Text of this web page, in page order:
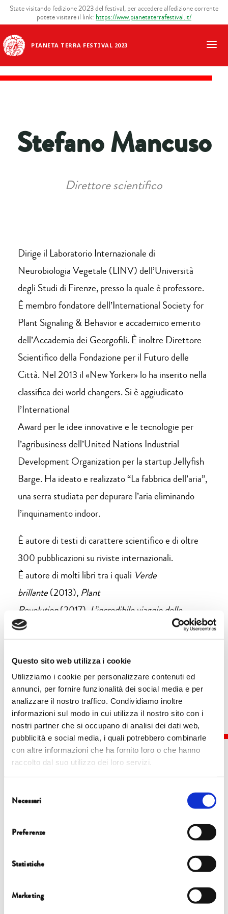
Questo sito web utilizza i cookie
Utilizziamo i cookie per personalizzare contenuti ed
annunci, per fornire funzionalità dei social media e per
analizzare il nostro traffico. Condividiamo inoltre
informazioni sul modo in cui utilizza il nostro sito con i
nostri partner che si occupano di analisi dei dati web,
pubblicità e social media, i quali potrebbero combinarle
con altre informazioni che ha fornito loro o che hanno
raccolto dal suo utilizzo dei loro servizi.
delNecessari
Preferenze
Statistiche
Marketing
PIANETA TERRA FESTIVAL 2023
State visitando l'edizione 2023 del festival, per accedere all'edizione corrente
potete visitare il link: https://www.pianetaterrafestival.it/
Stefano Mancuso
Direttore scientifico
Dirige il Laboratorio Internazionale di
Neurobiologia Vegetale (LINV) dell’Università
degli Studi di Firenze, presso la quale è professore.
È membro fondatore dell’International Society for
Plant Signaling & Behavior e accademico emerito
dell’Accademia dei Georgofili. È inoltre Direttore
Scientifico della Fondazione per il Futuro delle
Città. Nel 2013 il «New Yorker» lo ha inserito nella
classifica dei world changers. Si è aggiudicato
l’International
Award per le idee innovative e le tecnologie per
l’agribusiness dell’United Nations Industrial
Development Organization per la startup Jellyfish
Barge. Ha ideato e realizzato “La fabbrica dell’aria”,
una serra studiata per depurare l’aria eliminando
l’inquinamento indoor.
È autore di testi di carattere scientifico e di oltre
300 pubblicazioni su riviste internazionali.
È autore di molti libri tra i quali Verde
brillante(2013), Plant
Revolution(2017), L’incredibile viaggio delle
piante
(2019),La
pianta del mondo(2020), tutti tradotti in
numerose lingue.